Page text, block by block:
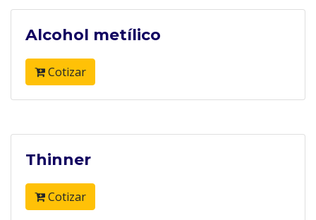
Alcohol metílico
Cotizar
Thinner
Cotizar